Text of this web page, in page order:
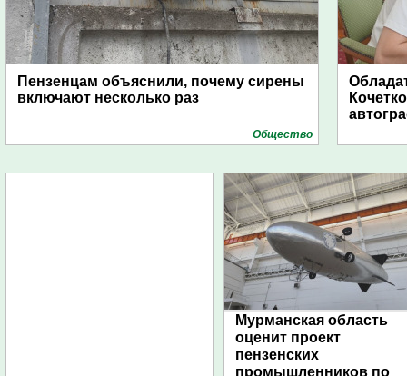
Пензенцам объяснили, почему сирены
включают несколько раз
Общество
Мурманская область
оценит проект
пензенских
промышленников по